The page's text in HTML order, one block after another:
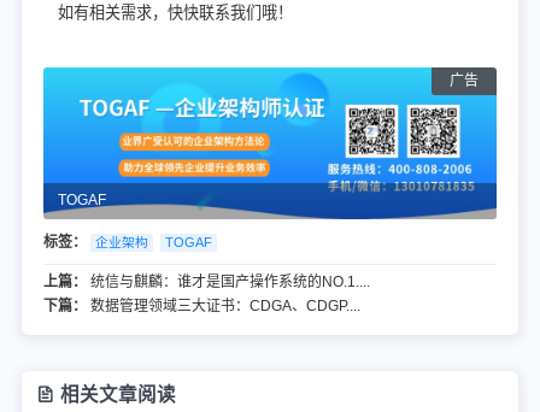
如有相关需求，快快联系我们哦！
TOGAF
标签： 企业架构 TOGAF
上篇：
统信与麒麟：谁才是国产操作系统的NO.1....
下篇：
数据管理领域三大证书：CDGA、CDGP....
相关文章阅读